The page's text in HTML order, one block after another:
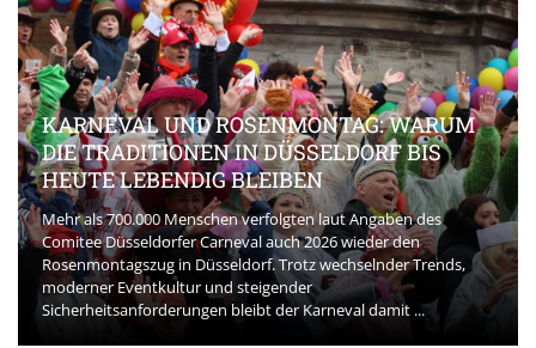
KARNEVAL UND ROSENMONTAG: WARUM
DIE TRADITIONEN IN DÜSSELDORF BIS
HEUTE LEBENDIG BLEIBEN
Mehr als 700.000 Menschen verfolgten laut Angaben des
Comitee Düsseldorfer Carneval auch 2026 wieder den
Rosenmontagszug in Düsseldorf. Trotz wechselnder Trends,
moderner Eventkultur und steigender
Sicherheitsanforderungen bleibt der Karneval damit ...